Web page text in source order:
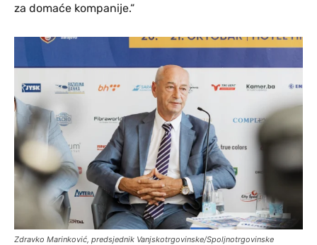
za domaće kompanije.“
Zdravko Marinković, predsjednik Vanjskotrgovinske/Spoljnotrgovinske